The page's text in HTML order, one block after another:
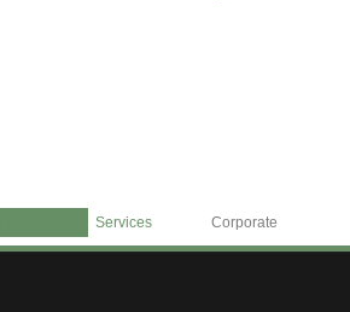
Services Corporate